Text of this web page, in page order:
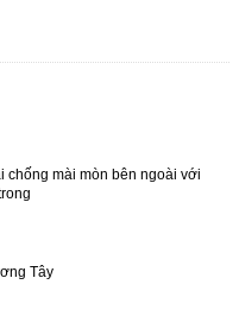
chống mài mòn bên ngoài với
Tây